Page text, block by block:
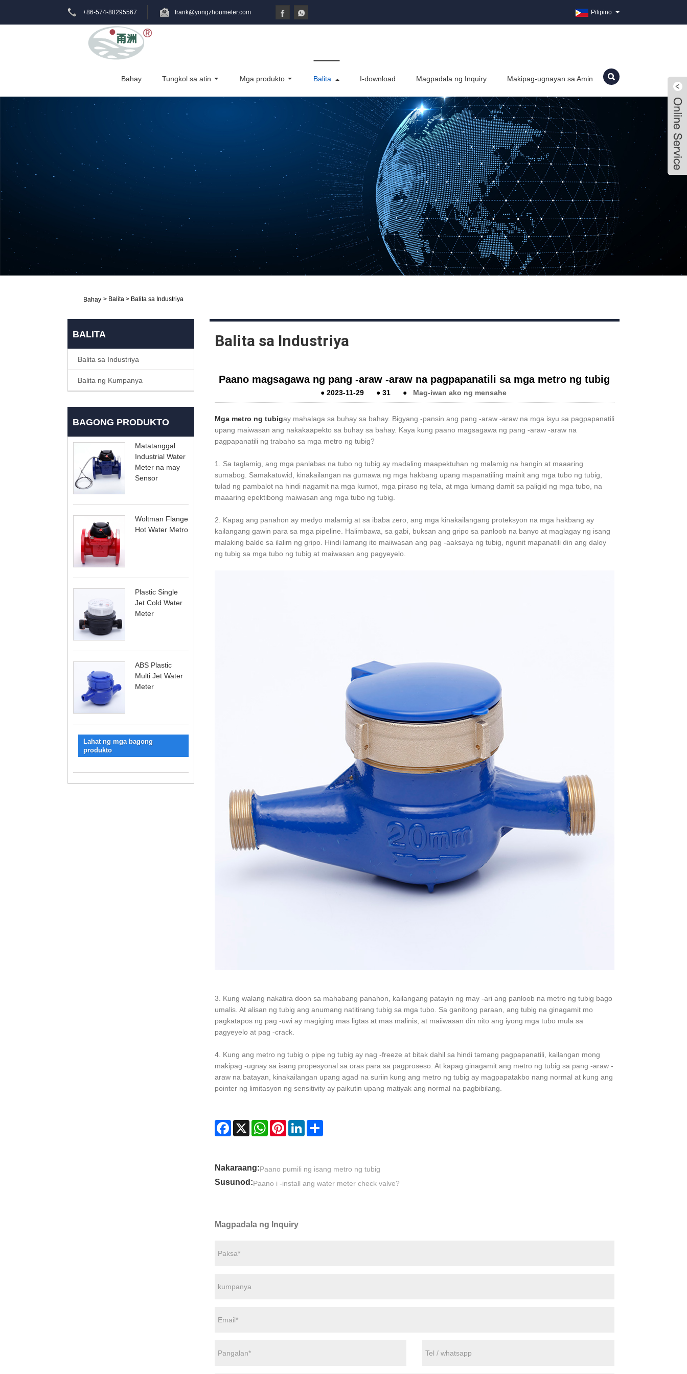
+86-574-88295567 frank@yongzhoumeter.com Pilipino
Bahay Tungkol sa atin Mga produkto Balita I-download Magpadala ng Inquiry Makipag-ugnayan sa Amin
Bahay > Balita > Balita sa Industriya
BALITA
Balita sa Industriya
Balita ng Kumpanya
BAGONG PRODUKTO
Matatanggal
Industrial Water
Meter na may
Sensor
Woltman Flange
Hot Water Metro
Plastic Single
Jet Cold Water
Meter
ABS Plastic
Multi Jet Water
Meter
Lahat ng mga bagong
produkto
Balita sa Industriya
Paano magsagawa ng pang -araw -araw na pagpapanatili sa mga metro ng tubig
● 2023-11-29 ● 31 ● Mag-iwan ako ng mensahe
Mga metro ng tubigay mahalaga sa buhay sa bahay. Bigyang -pansin ang pang -araw -araw na mga isyu sa pagpapanatili
upang maiwasan ang nakakaapekto sa buhay sa bahay. Kaya kung paano magsagawa ng pang -araw -araw na
pagpapanatili ng trabaho sa mga metro ng tubig?
1. Sa taglamig, ang mga panlabas na tubo ng tubig ay madaling maapektuhan ng malamig na hangin at maaaring
sumabog. Samakatuwid, kinakailangan na gumawa ng mga hakbang upang mapanatiling mainit ang mga tubo ng tubig,
tulad ng pambalot na hindi nagamit na mga kumot, mga piraso ng tela, at mga lumang damit sa paligid ng mga tubo, na
maaaring epektibong maiwasan ang mga tubo ng tubig.
2. Kapag ang panahon ay medyo malamig at sa ibaba zero, ang mga kinakailangang proteksyon na mga hakbang ay
kailangang gawin para sa mga pipeline. Halimbawa, sa gabi, buksan ang gripo sa panloob na banyo at maglagay ng isang
malaking balde sa ilalim ng gripo. Hindi lamang ito maiiwasan ang pag -aaksaya ng tubig, ngunit mapanatili din ang daloy
ng tubig sa mga tubo ng tubig at maiwasan ang pagyeyelo.
3. Kung walang nakatira doon sa mahabang panahon, kailangang patayin ng may -ari ang panloob na metro ng tubig bago
umalis. At alisan ng tubig ang anumang natitirang tubig sa mga tubo. Sa ganitong paraan, ang tubig na ginagamit mo
pagkatapos ng pag -uwi ay magiging mas ligtas at mas malinis, at maiiwasan din nito ang iyong mga tubo mula sa
pagyeyelo at pag -crack.
4. Kung ang metro ng tubig o pipe ng tubig ay nag -freeze at bitak dahil sa hindi tamang pagpapanatili, kailangan mong
makipag -ugnay sa isang propesyonal sa oras para sa pagproseso. At kapag ginagamit ang metro ng tubig sa pang -araw -
araw na batayan, kinakailangan upang agad na suriin kung ang metro ng tubig ay magpapatakbo nang normal at kung ang
pointer ng limitasyon ng sensitivity ay paikutin upang matiyak ang normal na pagbibilang.
Facebook
X WhatsAppPinterestLinkedInShare
Nakaraang:Paano pumili ng isang metro ng tubig
Susunod:Paano i -install ang water meter check valve?
Magpadala ng Inquiry